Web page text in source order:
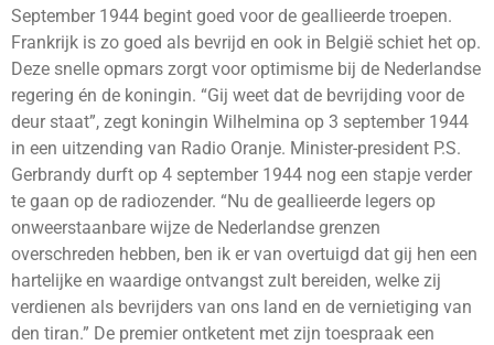
September 1944 begint goed voor de geallieerde troepen.
Frankrijk is zo goed als bevrijd en ook in België schiet het op.
Deze snelle opmars zorgt voor optimisme bij de Nederlandse
regering én de koningin. “Gij weet dat de bevrijding voor de
deur staat”, zegt koningin Wilhelmina op 3 september 1944
in een uitzending van Radio Oranje. Minister-president P.S.
Gerbrandy durft op 4 september 1944 nog een stapje verder
te gaan op de radiozender. “Nu de geallieerde legers op
onweerstaanbare wijze de Nederlandse grenzen
overschreden hebben, ben ik er van overtuigd dat gij hen een
hartelijke en waardige ontvangst zult bereiden, welke zij
verdienen als bevrijders van ons land en de vernietiging van
den tiran.” De premier ontketent met zijn toespraak een